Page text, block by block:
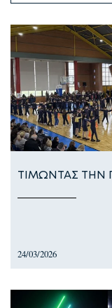
ΤΙΜΩΝΤΑΣ ΤΗΝ
24/03/2026